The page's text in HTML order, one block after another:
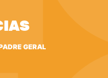
GERAL